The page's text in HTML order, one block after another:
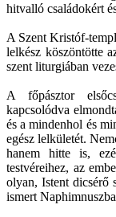
hitvalló családokért
A Szent Kristóf-
lelkész köszöntötte
szent liturgiában
A főpásztor
kapcsolódva
és a mindenhol és
egész lelkületét.
hanem hitte is,
testvéreihez, az
olyan, Istent dicsérő
ismert